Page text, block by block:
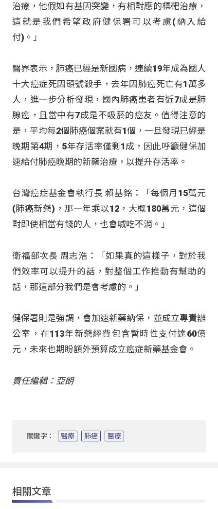
治療，他假如有基因突變，有相對應的標靶治療，
這就是我們希望政府健保署可以考慮(納入給
付)。」
醫界表示，肺癌已經是新國病，連續19年成為國人
十大癌症死因頭號殺手，去年因肺癌死亡有1萬多
人，進一步分析發現，國內肺癌患者有近7成是肺
腺癌，且當中有7成是不吸菸的癌友。值得注意的
是，平均每2個肺癌個案就有1個，一旦發現已經是
晚期第4期，5年存活率僅剩1成，因此呼籲健保加
速給付肺癌晚期的新藥治療，以提升存活率。
台灣癌症基金會執行長 賴基銘：「每個月15萬元
(肺癌新藥)，那一年乘以12，大概180萬元，這個
對即使相當有錢的人，也會喊吃不消。」
衛福部次長 周志浩：「如果真的這樣子，對於我
們效率可以提升的話，對整個工作推動有幫助的
話，那這部分我們是會考慮的。」
健保署則是強調，會加速新藥納保，並成立專責辦
公室，在113年新藥經費包含暫時性支付達60億
元，未來也期盼額外預算成立癌症新藥基金會。
責任編輯：亞朗
關鍵字： 醫療 肺癌 醫療
相關文章